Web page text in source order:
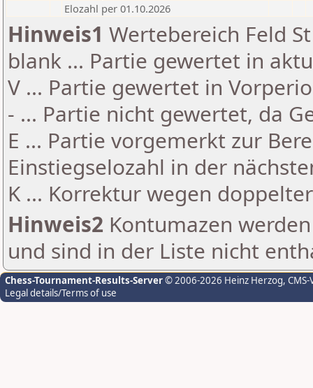
Elozahl per 01.10.2026
Hinweis1 Wertebereich Feld
blank ... Partie gewertet in
V ... Partie gewertet in
- ... Partie nicht gewertet, da
E ... Partie vorgemerkt zur
Einstiegselozahl in der
K ... Korrektur wegen
Hinweis2 Kontumazen
und sind in der Liste nicht
Chess-Tournament-Results-Server© 2006-2026 Heinz Herzog,
Legal details/Terms of use